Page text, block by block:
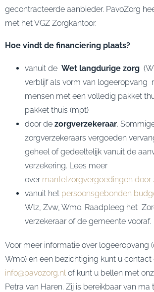
gecontracteerde aanbieder. PavoZorg
met het VGZ Zorgkantoor.
Hoe vindt de financiering plaats?
vanuit de Wet langdurige zorg
verblijf als vorm van logeeropvang
mensen met een volledig pakket
pakket thuis (mpt)
door de zorgverzekeraar.
zorgverzekeraars vergoeden
geheel of gedeeltelijk vanuit de
verzekering. Lees meer
over mantelzorgvergoedingen door
vanuit het persoonsgebonden
Wlz, Zvw, Wmo. Raadpleeg het
verzekeraar of de gemeente vooraf.
Voor meer informatie over logeeropvang
Wmo) en een bezichtiging kunt u
info@pavozorg.nl of kunt u bellen met
Petra van Haren. Zij is bereikbaar van